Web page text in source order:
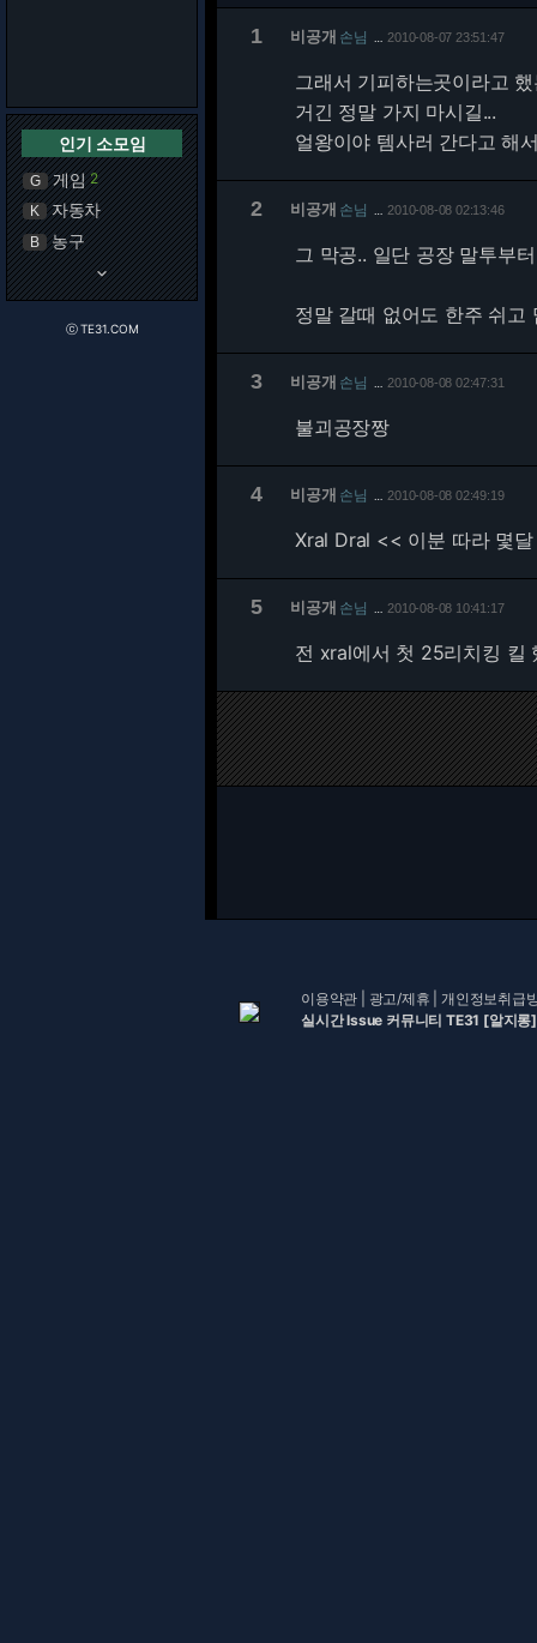
인기 소모임
G 게임 2
K 자동차
B 농구
keyboard_arrow_down
ⓒ TE31.COM
1 비공개 손님 2010-08-07 23:51:47
그래서 기피하는곳이라고
거긴 정말 가지 마시길...
얼왕이야 템사러 간다고 해
2 비공개 손님 2010-08-08 02:13:46
그 막공.. 일단 공장 말투부
정말 갈때 없어도 한주 쉬고
3 비공개 손님 2010-08-08 02:47:31
불괴공장짱
4 비공개 손님 2010-08-08 02:49:19
Xral Dral << 이분 따라 몇
5 비공개 손님 2010-08-08 10:41:17
전 xral에서 첫 25리치킹 킬
이용약관 광고/제휴 |개인정보취급
실시간 Issue 커뮤니티 TE31 [알지